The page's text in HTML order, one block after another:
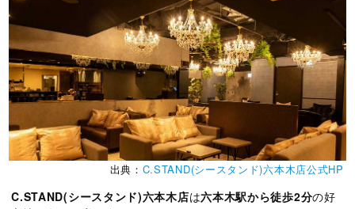
出典： C.STAND(シースタンド)六本木店公式HP
C.STAND(シースタンド)六本木店は六本木駅から徒歩2分の好